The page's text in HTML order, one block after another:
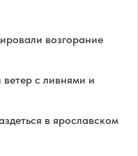
возгорание
с ливнями и
в ярославском